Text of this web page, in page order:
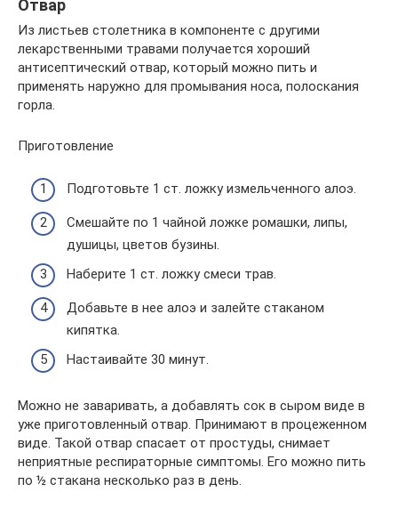
Отвар
Из листьев столетника в компоненте с другими
лекарственными травами получается хороший
антисептический отвар, который можно пить и
применять наружно для промывания носа, полоскания
горла.
Приготовление
Подготовьте 1 ст. ложку измельченного алоэ.
Смешайте по 1 чайной ложке ромашки, липы,
душицы, цветов бузины.
Наберите 1 ст. ложку смеси трав.
Добавьте в нее алоэ и залейте стаканом
кипятка.
Настаивайте 30 минут.
Можно не заваривать, а добавлять сок в сыром виде в
уже приготовленный отвар. Принимают в процеженном
виде. Такой отвар спасает от простуды, снимает
неприятные респираторные симптомы. Его можно пить
по ½ стакана несколько раз в день.